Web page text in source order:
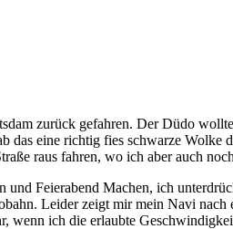
zurück gefahren. Der Düdo
das eine richtig fies schwarze
raus fahren, wo ich aber auch
Feierabend Machen, ich
Leider zeigt mir mein Navi
wenn ich die erlaubte